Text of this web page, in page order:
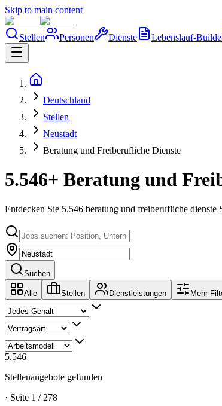
Skip to main content
Stellen Personen Dienste Lebenslauf-
Deutschland
Stellen
Neustadt
Beratung und Freiberufliche Dienste
5.546+ Beratung und
Entdecken Sie 5.546 beratung und freiberufliche dienste
Suchen
Alle Stellen Dienstleistungen Mehr
5.546
Stellenangebote gefunden
· Seite 1 / 278